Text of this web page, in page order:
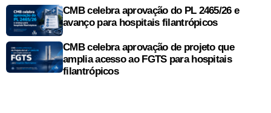
CMB celebra aprovação do PL 2465/26 e
avanço para hospitais filantrópicos
CMB celebra aprovação de projeto que
amplia acesso ao FGTS para hospitais
filantrópicos